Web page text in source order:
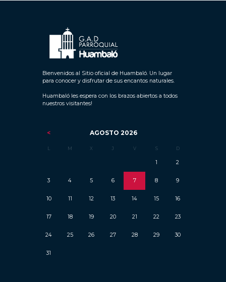
Bienvenidos al Sitio oficial de Huambaló. Un lugar
para conocer y disfrutar de sus encantos naturales.
Huambaló les espera con los brazos abiertos a todos
nuestros visitantes!
AGOSTO 2026
L M X J V S D
1 2
3 4 5 6 7 8 9
10 11 12 13 14 15 16
17 18 19 20 21 22 23
24 25 26 27 28 29 30
31